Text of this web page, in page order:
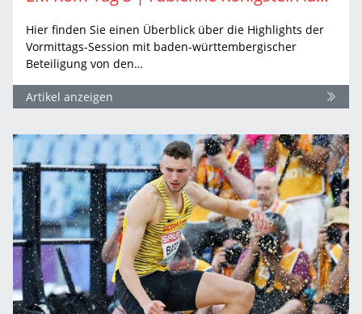
Hier finden Sie einen Überblick über die Highlights der
Vormittags-Session mit baden-württembergischer
Beteiligung von den…
Artikel anzeigen